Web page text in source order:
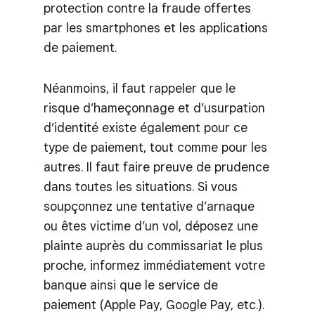
protection contre la fraude offertes
par les smartphones et les applications
de paiement.
Néanmoins, il faut rappeler que le
risque d’hameçonnage et d’usurpation
d’identité existe également pour ce
type de paiement, tout comme pour les
autres. Il faut faire preuve de prudence
dans toutes les situations. Si vous
soupçonnez une tentative d’arnaque
ou êtes victime d’un vol, déposez une
plainte auprès du commissariat le plus
proche, informez immédiatement votre
banque ainsi que le service de
paiement (Apple Pay, Google Pay, etc.).